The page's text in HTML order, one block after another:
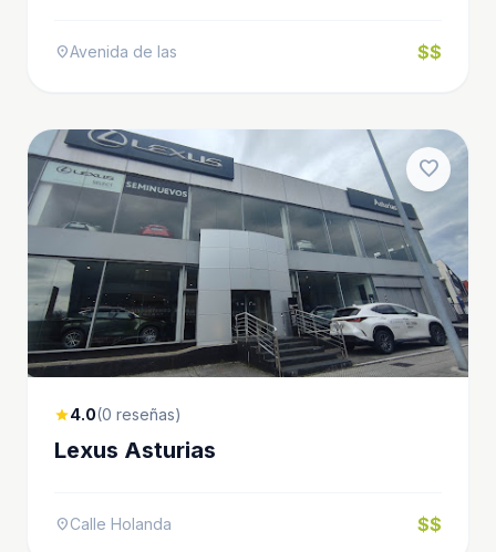
location_onAvenida de las $$
favorite
star4.0(0 reseñas)
Lexus Asturias
location_onCalle Holanda $$